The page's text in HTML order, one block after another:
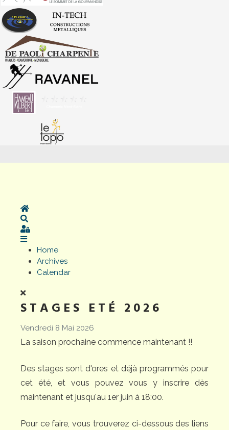
Home
Sign In
Home
Archives
Calendar
STAGES ETÉ 2026
Vendredi 8 Mai 2026
La saison prochaine commence maintenant !!
Des stages sont d'ores et déjà programmés pour
cet été, et vous pouvez vous y inscrire dès
maintenant et jusqu'au 1er juin à 18:00.
Pour ce faire, vous trouverez ci-dessous des liens